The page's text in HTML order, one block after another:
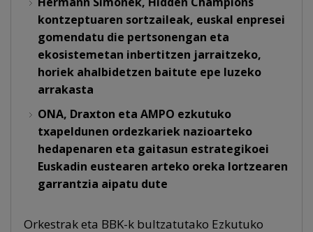
kontzeptuaren sortzaileak, euskal enpresei
gomendatu die pertsonengan eta
ekosistemetan inbertitzen jarraitzeko,
horiek ahalbidetzen baitute epe luzeko
arrakasta
ONA, Draxton eta AMPO ezkutuko
txapeldunen ordezkariek nazioarteko
hedapenaren eta gaitasun estrategikoei
Euskadin eustearen arteko oreka lortzearen
garrantzia aipatu dute
Orkestrak eta BBK-k bultzatutako Ezkutuko